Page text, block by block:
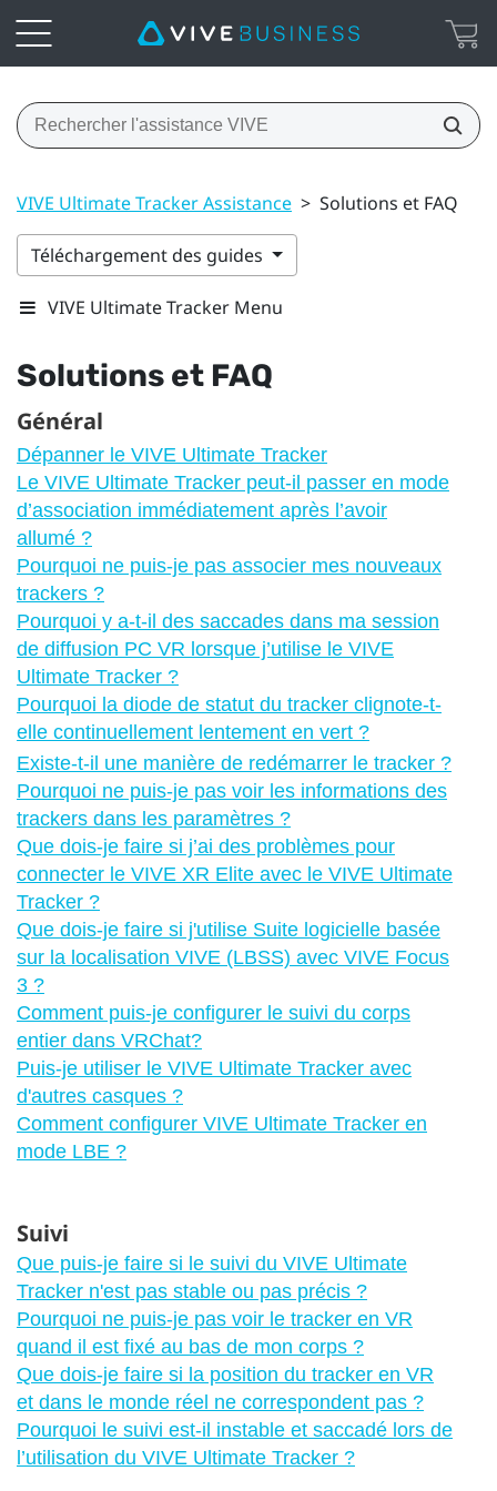
VIVE Ultimate Tracker Assistance > Solutions et FAQ
Téléchargement des guides
VIVE Ultimate Tracker Menu
Solutions et FAQ
Général
Dépanner le VIVE Ultimate Tracker
Le VIVE Ultimate Tracker peut-il passer en mode
d’association immédiatement après l’avoir
allumé ?
Pourquoi ne puis-je pas associer mes nouveaux
trackers ?
Pourquoi y a-t-il des saccades dans ma session
de diffusion PC VR lorsque j’utilise le VIVE
Ultimate Tracker ?
Pourquoi la diode de statut du tracker clignote-t-
elle continuellement lentement en vert ?
Existe-t-il une manière de redémarrer le tracker ?
Pourquoi ne puis-je pas voir les informations des
trackers dans les paramètres ?
Que dois-je faire si j’ai des problèmes pour
connecter le VIVE XR Elite avec le VIVE Ultimate
Tracker ?
Que dois-je faire si j'utilise Suite logicielle basée
sur la localisation VIVE (LBSS) avec VIVE Focus
3 ?
Comment puis-je configurer le suivi du corps
entier dans VRChat?
Puis-je utiliser le VIVE Ultimate Tracker avec
d'autres casques ?
Comment configurer VIVE Ultimate Tracker en
mode LBE ?
Suivi
Que puis-je faire si le suivi du VIVE Ultimate
Tracker n'est pas stable ou pas précis ?
Pourquoi ne puis-je pas voir le tracker en VR
quand il est fixé au bas de mon corps ?
Que dois-je faire si la position du tracker en VR
et dans le monde réel ne correspondent pas ?
Pourquoi le suivi est-il instable et saccadé lors de
l’utilisation du VIVE Ultimate Tracker ?